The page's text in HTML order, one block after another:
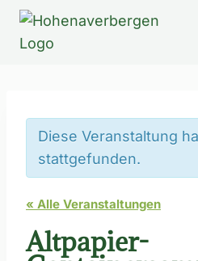
Zum
springen
Diese Veranstaltung
stattgefunden.
« Alle Veranstaltungen
Altpapier-